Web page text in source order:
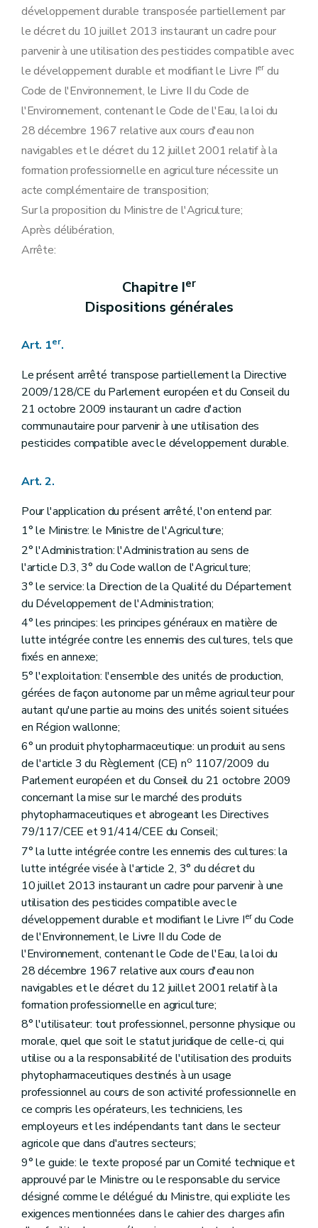
développement durable transposée partiellement par
le décret du 10 juillet 2013 instaurant un cadre pour
parvenir à une utilisation des pesticides compatible avec
le développement durable et modifiant le Livre Ier du
Code de l'Environnement, le Livre II du Code de
l'Environnement, contenant le Code de l'Eau, la loi du
28 décembre 1967 relative aux cours d'eau non
navigables et le décret du 12 juillet 2001 relatif à la
formation professionnelle en agriculture nécessite un
acte complémentaire de transposition;
Sur la proposition du Ministre de l'Agriculture;
Après délibération,
Arrête:
Chapitre Ier
Dispositions générales
Art. 1er.
Le présent arrêté transpose partiellement la Directive
2009/128/CE du Parlement européen et du Conseil du
21 octobre 2009 instaurant un cadre d'action
communautaire pour parvenir à une utilisation des
pesticides compatible avec le développement durable.
Art. 2.
Pour l'application du présent arrêté, l'on entend par:
1° le Ministre: le Ministre de l'Agriculture;
2° l'Administration: l'Administration au sens de
l'article D.3, 3° du Code wallon de l'Agriculture;
3° le service: la Direction de la Qualité du Département
du Développement de l'Administration;
4° les principes: les principes généraux en matière de
lutte intégrée contre les ennemis des cultures, tels que
fixés en annexe;
5° l'exploitation: l'ensemble des unités de production,
gérées de façon autonome par un même agriculteur pour
autant qu'une partie au moins des unités soient situées
en Région wallonne;
6° un produit phytopharmaceutique: un produit au sens
de l'article 3 du Règlement (CE) no 1107/2009 du
Parlement européen et du Conseil du 21 octobre 2009
concernant la mise sur le marché des produits
phytopharmaceutiques et abrogeant les Directives
79/117/CEE et 91/414/CEE du Conseil;
7° la lutte intégrée contre les ennemis des cultures: la
lutte intégrée visée à l'article 2, 3° du décret du
10 juillet 2013 instaurant un cadre pour parvenir à une
utilisation des pesticides compatible avec le
développement durable et modifiant le Livre Ierdu Code
de l'Environnement, le Livre II du Code de
l'Environnement, contenant le Code de l'Eau, la loi du
28 décembre 1967 relative aux cours d'eau non
navigables et le décret du 12 juillet 2001 relatif à la
formation professionnelle en agriculture;
8° l'utilisateur: tout professionnel, personne physique ou
morale, quel que soit le statut juridique de celle-ci, qui
utilise ou a la responsabilité de l'utilisation des produits
phytopharmaceutiques destinés à un usage
professionnel au cours de son activité professionnelle en
ce compris les opérateurs, les techniciens, les
employeurs et les indépendants tant dans le secteur
agricole que dans d'autres secteurs;
9° le guide: le texte proposé par un Comité technique et
approuvé par le Ministre ou le responsable du service
désigné comme le délégué du Ministre, qui explicite les
exigences mentionnées dans le cahier des charges afin